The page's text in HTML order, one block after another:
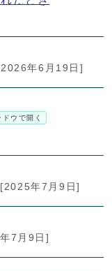
年6月19日]
ウで開く
[2025年7月9日]
7月9日]